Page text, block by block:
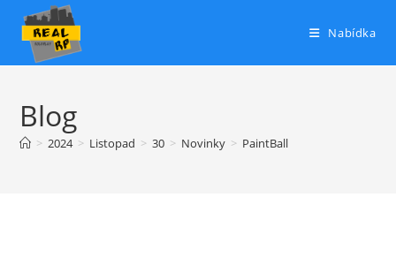
obsahu
Nabídka
Blog
> 2024 > Listopad > 30 > Novinky > PaintBall